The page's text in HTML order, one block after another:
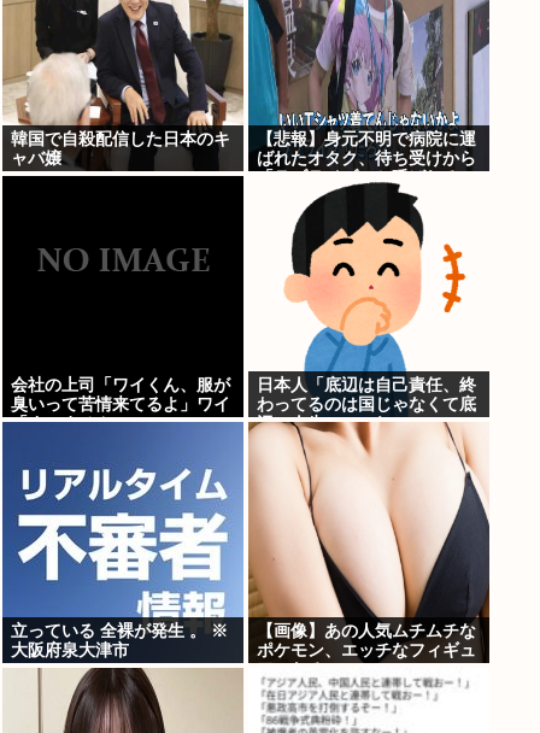
韓国で自殺配信した日本のキ
ャバ嬢
【悲報】身元不明で病院に運
ばれたオタク、待ち受けから
「ラブライブ」と呼ばれる
会社の上司「ワイくん、服が
臭いって苦情来てるよ」ワイ
「すいません」
日本人「底辺は自己責任、終
わってるのは国じゃなくて底
辺の人生」←これ
立っている 全裸が発生 。 ※
大阪府泉大津市
【画像】あの人気ムチムチな
ポケモン、エッチなフィギュ